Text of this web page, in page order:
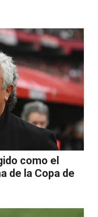
como el
de la Copa de